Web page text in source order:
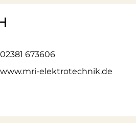
02381 673606
www.mri-elektrotechnik.de